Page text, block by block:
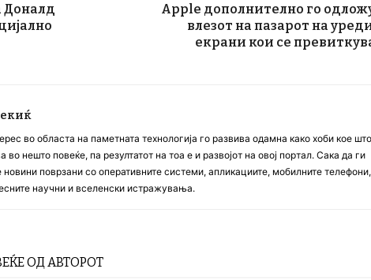
Доналд
Apple дополнително го
влезот на пазарот на
екрани кои се
во областа на паметната технологија го развива одамна како хоби кое што
во нешто повеќе, па резултатот на тоа е и развојот на овој портал. Сака да ги
новини поврзани со оперативните системи, апликациите, мобилните телефони,
научни и вселенски истражувања.
ОД АВТОРОТ